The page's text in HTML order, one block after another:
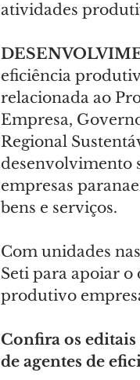
atividades
eficiência
relacionada ao
Empresa,
Regional
desenvolvimento
empresas
bens e serviços.
Com unidades
Seti para apoiar
produtivo
Confira os editais
de agentes de